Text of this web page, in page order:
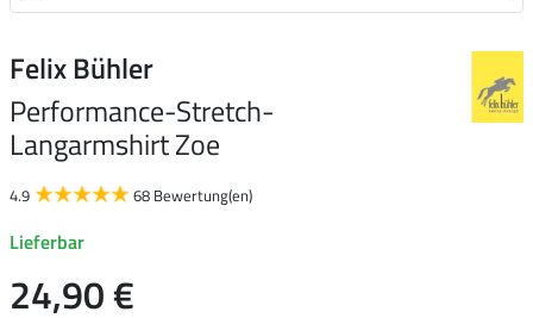
Felix Bühler
Performance-Stretch-
Langarmshirt Zoe
4.9 68 Bewertung(en)
Lieferbar
24,90 €